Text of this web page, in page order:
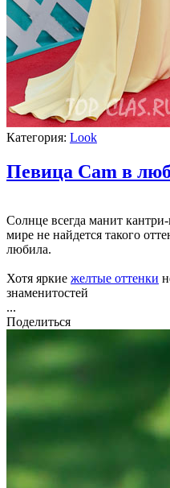
Категория: Look
Певица Cam в
Солнце всегда манит
мире не найдется такого
любила.
Хотя яркие желтые оттенки
знаменитостей
...
Поделиться